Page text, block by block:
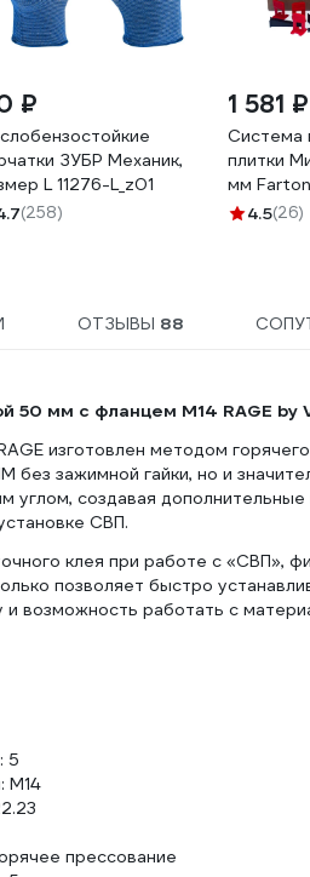
₽
ЗУБР Механик,
L 11276-L_z01
(258)
1 581 ₽
Система
плитки
мм
4.5(26)
ОТЗЫВЫ 88
50 мм с фланцем М14 RAGE by
изготовлен методом
без зажимной гайки, но и
углом, создавая
СВП.
клея при работе с «СВП»,
позволяет быстро
и возможность работать с
5
М14
прессование